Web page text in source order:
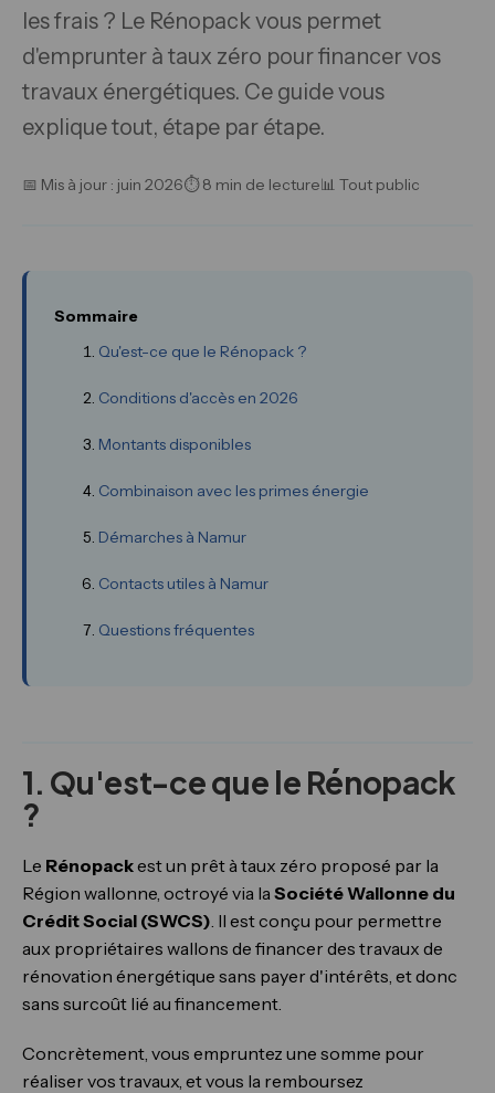
les frais ? Le Rénopack vous permet
d'emprunter à taux zéro pour financer vos
travaux énergétiques. Ce guide vous
explique tout, étape par étape.
📅 Mis à jour : juin 2026⏱ 8 min de lecture📊 Tout public
Sommaire
Qu'est-ce que le Rénopack ?
Conditions d'accès en 2026
Montants disponibles
Combinaison avec les primes énergie
Démarches à Namur
Contacts utiles à Namur
Questions fréquentes
1. Qu'est-ce que le Rénopack
?
Le Rénopackest un prêt à taux zéro proposé par la
Région wallonne, octroyé via la Société Wallonne du
Crédit Social (SWCS). Il est conçu pour permettre
aux propriétaires wallons de financer des travaux de
rénovation énergétique sans payer d'intérêts, et donc
sans surcoût lié au financement.
Concrètement, vous empruntez une somme pour
réaliser vos travaux, et vous la remboursez